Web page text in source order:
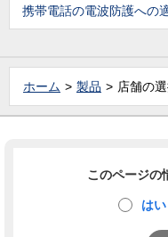
携帯電話の電波防護への
ホーム 製品 店舗の
このページの
はい